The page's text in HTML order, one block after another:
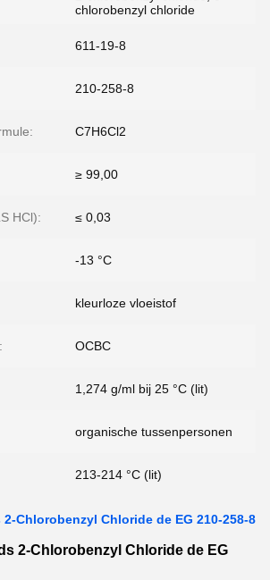
chlorobenzyl chloride
611-19-8
210-258-8
C7H6Cl2
≥ 99,00
HCl): ≤ 0,03
-13 °C
kleurloze vloeistof
OCBC
1,274 g/ml bij 25 °C (lit)
organische tussenpersonen
213-214 °C (lit)
Chlorobenzyl Chloride de EG 210-258-8
2-Chlorobenzyl Chloride de EG